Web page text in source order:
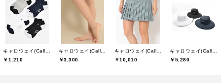
￥1,210
￥3,300
￥10,010
￥5,280